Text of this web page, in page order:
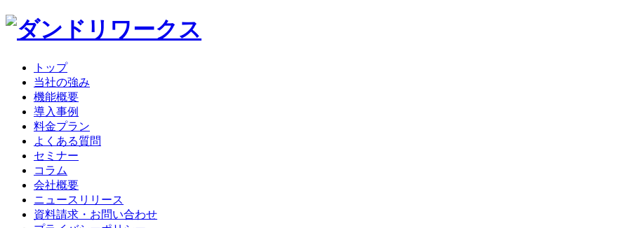
トップ
当社の強み
機能概要
導入事例
料金プラン
よくある質問
セミナー
コラム
会社概要
ニュースリリース
資料請求・お問い合わせ